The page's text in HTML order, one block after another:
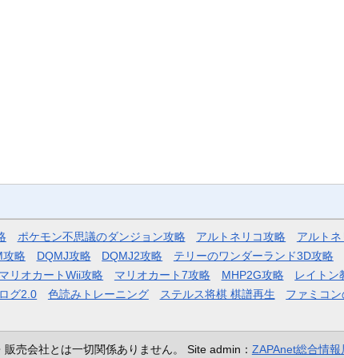
ポケモン不思議のダンジョン攻略 アルトネリコ攻略 アルト
攻略 DQMJ攻略 DQMJ2攻略 テリーのワンダーランド3D攻略
マリオカートWii攻略 マリオカート7攻略 MHP2G攻略 レイトン
グ2.0 色読みトレーニング ステルス将棋 棋譜再生 ファミコ
売会社とは一切関係ありません。 Site admin： ZAPAnet総合情報